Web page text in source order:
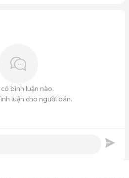
có bình luận nào.
luận cho người bán.